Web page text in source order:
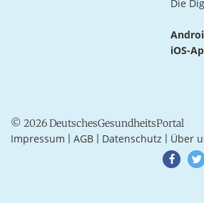
Die
iOS-
© 2026 DeutschesGesundheitsPortal
Impressum AGB Datenschutz Über